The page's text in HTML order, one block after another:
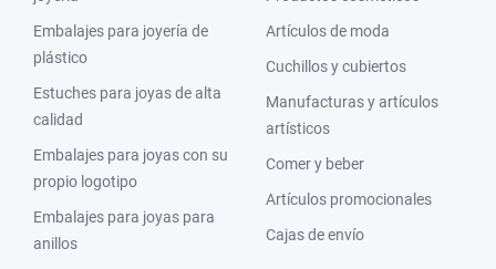
Embalajes para joyería de
plástico
Estuches para joyas de alta
calidad
Embalajes para joyas con su
propio logotipo
Embalajes para joyas para
anillos
Artículos de moda
Cuchillos y cubiertos
Manufacturas y artículos
artísticos
Comer y beber
Artículos promocionales
Cajas de envío